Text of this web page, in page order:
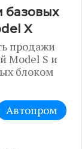
базовых
X
продажи
Model S и
блоком
Автопром